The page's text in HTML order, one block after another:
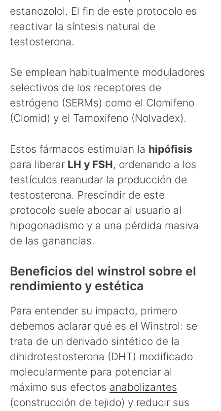
estanozolol. El fin de este protocolo es
reactivar la síntesis natural de
testosterona.
Se emplean habitualmente moduladores
selectivos de los receptores de
estrógeno (SERMs) como el Clomifeno
(Clomid) y el Tamoxifeno (Nolvadex).
Estos fármacos estimulan la hipófisis
para liberar LH y FSH, ordenando a los
testículos reanudar la producción de
testosterona. Prescindir de este
protocolo suele abocar al usuario al
hipogonadismo y a una pérdida masiva
de las ganancias.
Beneficios del winstrol sobre el
rendimiento y estética
Para entender su impacto, primero
debemos aclarar qué es el Winstrol: se
trata de un derivado sintético de la
dihidrotestosterona (DHT) modificado
molecularmente para potenciar al
máximo sus efectos anabolizantes
(construcción de tejido) y reducir sus